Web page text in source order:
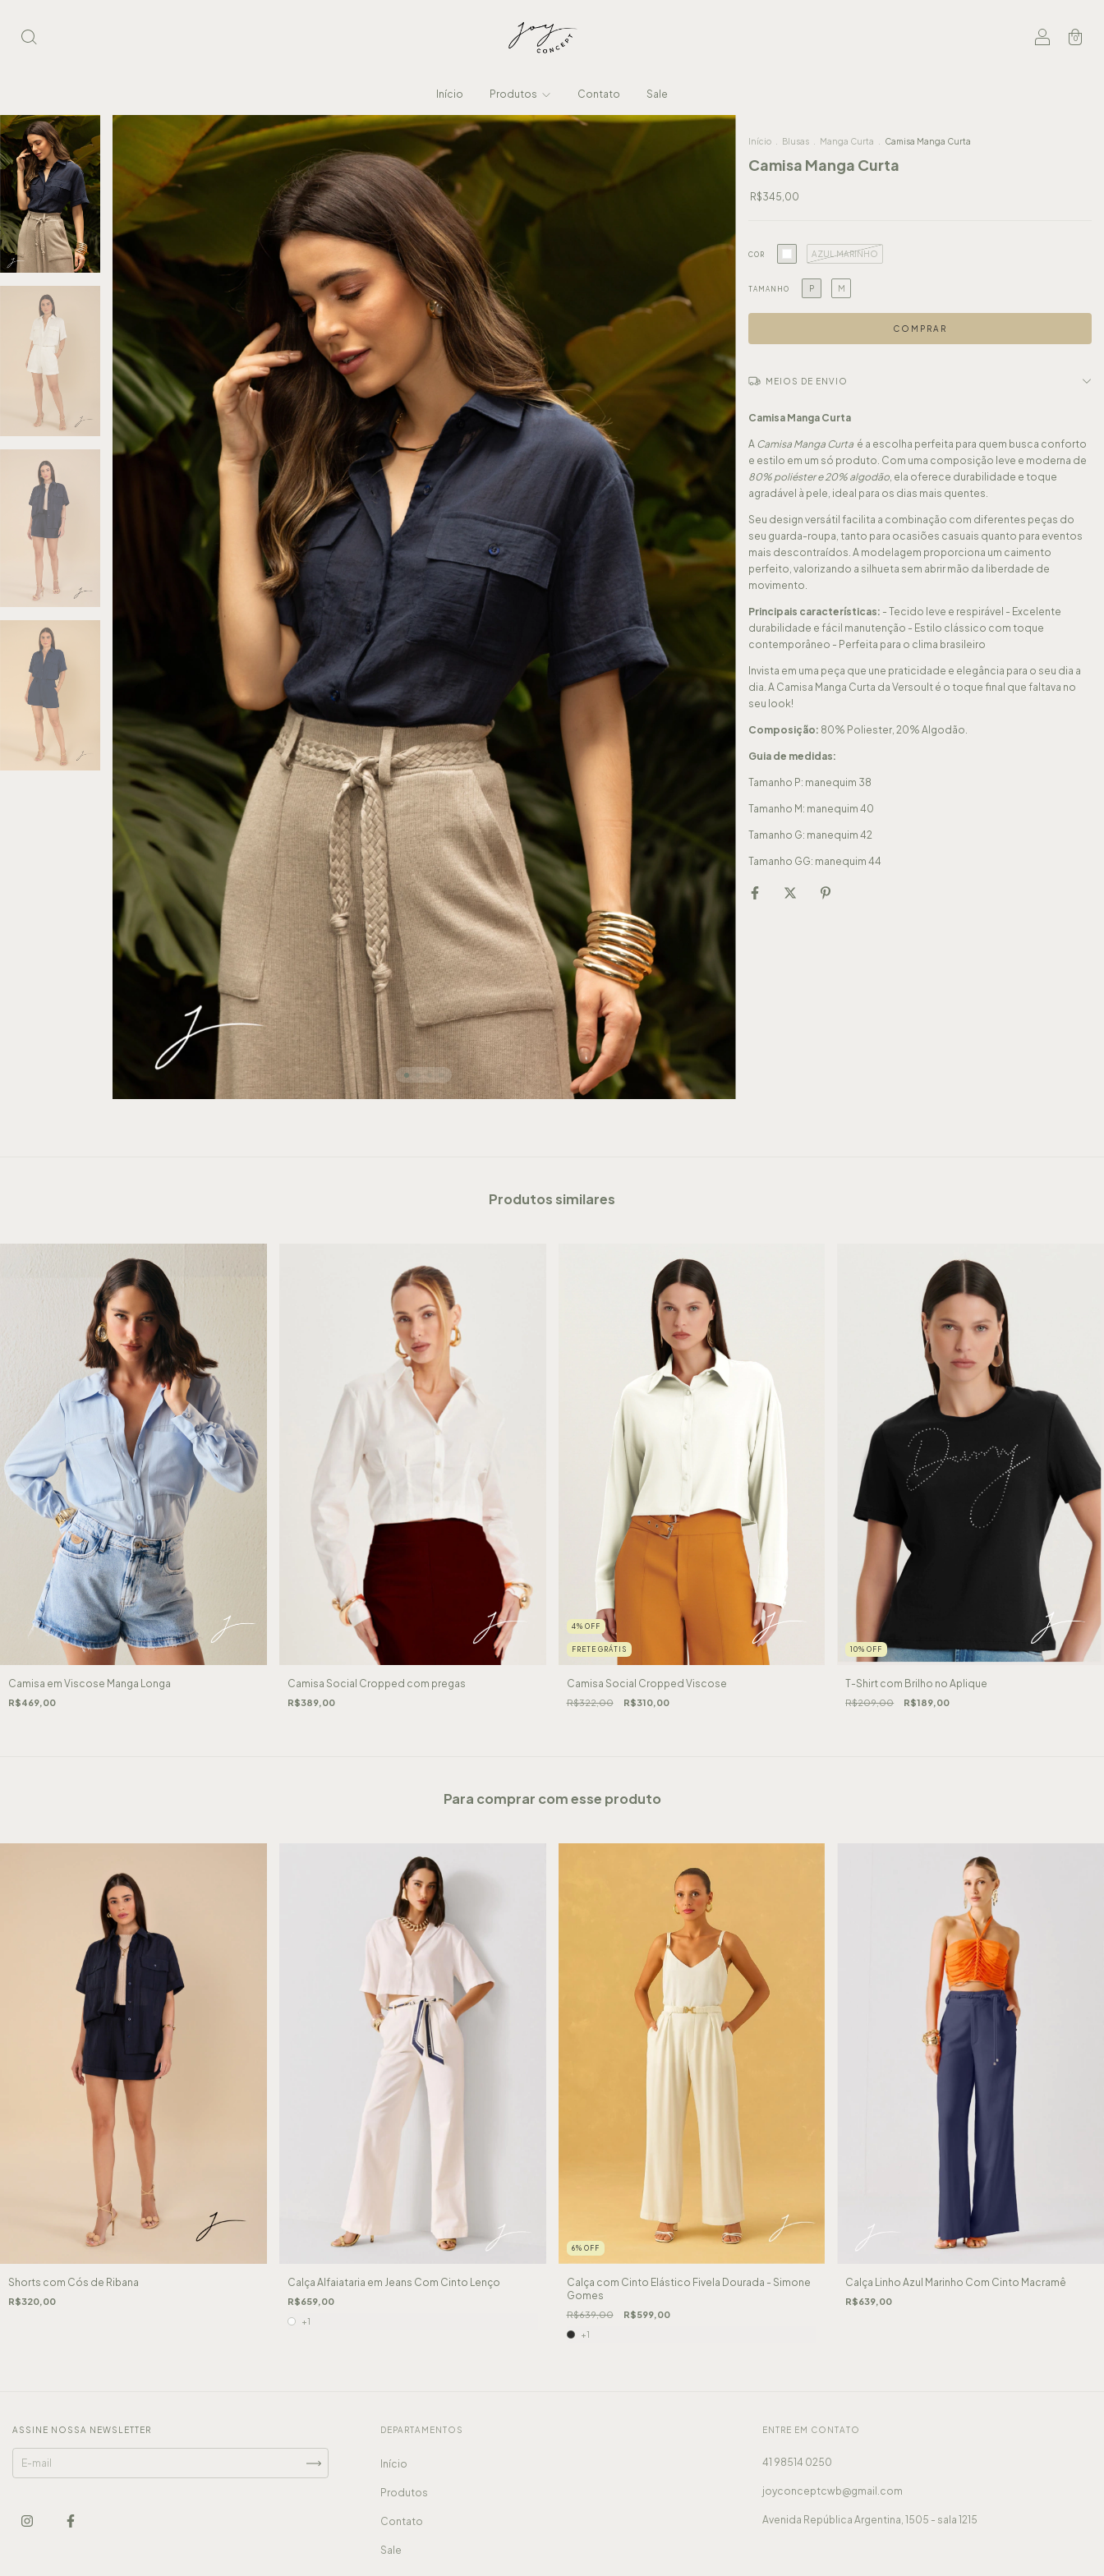
0
Início Produtos Contato Sale
Início Blusas Manga Curta Camisa Manga Curta
Camisa Manga Curta
R$345,00
COR AZUL MARINHO
TAMANHO P M
MEIOS DE ENVIO
Camisa Manga Curta
A Camisa Manga Curta é a escolha perfeita para quem busca conforto
e estilo em um só produto. Com uma composição leve e moderna de
80% poliéster e 20% algodão, ela oferece durabilidade e toque
agradável à pele, ideal para os dias mais quentes.
Seu design versátil facilita a combinação com diferentes peças do
seu guarda-roupa, tanto para ocasiões casuais quanto para eventos
mais descontraídos. A modelagem proporciona um caimento
perfeito, valorizando a silhueta sem abrir mão da liberdade de
movimento.
Principais características: - Tecido leve e respirável - Excelente
durabilidade e fácil manutenção - Estilo clássico com toque
contemporâneo - Perfeita para o clima brasileiro
Invista em uma peça que une praticidade e elegância para o seu dia a
dia. A Camisa Manga Curta da Versoult é o toque final que faltava no
seu look!
Composição: 80% Poliester, 20% Algodão.
Guia de medidas:
Tamanho P: manequim 38
Tamanho M: manequim 40
Tamanho G: manequim 42
Tamanho GG: manequim 44
Produtos similares
Camisa em Viscose Manga Longa
R$469,00
Camisa Social Cropped com pregas
R$389,00
4% OFF
FRETE GRÁTIS
Camisa Social Cropped Viscose
R$322,00 R$310,00
10%OFF
T-Shirt com Brilho no Aplique
R$209,00 R$189,00
Para comprar com esse produto
Shorts com Cós de Ribana
R$320,00
Calça Alfaiataria em Jeans Com Cinto Lenço
R$659,00
+1
6% OFF
Calça com Cinto Elástico Fivela Dourada - Simone
Gomes
R$639,00 R$599,00
+1
Calça Linho Azul Marinho Com Cinto Macramê
R$639,00
ASSINE NOSSA NEWSLETTER DEPARTAMENTOS
Início
Produtos
Contato
Sale
ENTRE EM CONTATO
41 98514 0250
joyconceptcwb@gmail.com
Avenida República Argentina, 1505 - sala 1215